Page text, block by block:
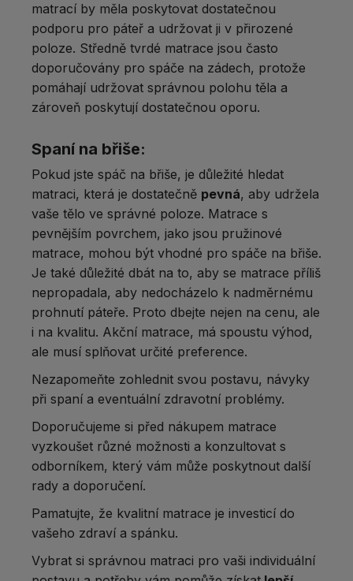
matrací by měla poskytovat dostatečnou
podporu pro páteř a udržovat ji v přirozené
poloze. Středně tvrdé matrace jsou často
doporučovány pro spáče na zádech, protože
pomáhají udržovat správnou polohu těla a
zároveň poskytují dostatečnou oporu.
Spaní na břiše:
Pokud jste spáč na břiše, je důležité hledat
matraci, která je dostatečně pevná, aby udržela
vaše tělo ve správné poloze. Matrace s
pevnějším povrchem, jako jsou pružinové
matrace, mohou být vhodné pro spáče na břiše.
Je také důležité dbát na to, aby se matrace příliš
nepropadala, aby nedocházelo k nadměrnému
prohnutí páteře. Proto dbejte nejen na cenu, ale
i na kvalitu. Akční matrace, má spoustu výhod,
ale musí splňovat určité preference.
Nezapomeňte zohlednit svou postavu, návyky
při spaní a eventuální zdravotní problémy.
Doporučujeme si před nákupem matrace
vyzkoušet různé možnosti a konzultovat s
odborníkem, který vám může poskytnout další
rady a doporučení.
Pamatujte, že kvalitní matrace je investicí do
vašeho zdraví a spánku.
Vybrat si správnou matraci pro vaši individuální